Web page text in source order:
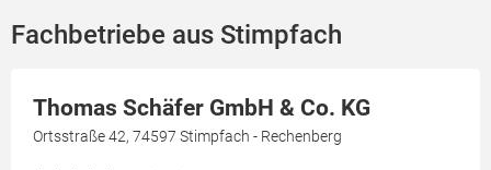
Fachbetriebe aus Stimpfach
Thomas Schäfer GmbH & Co. KG
Ortsstraße 42, 74597 Stimpfach - Rechenberg